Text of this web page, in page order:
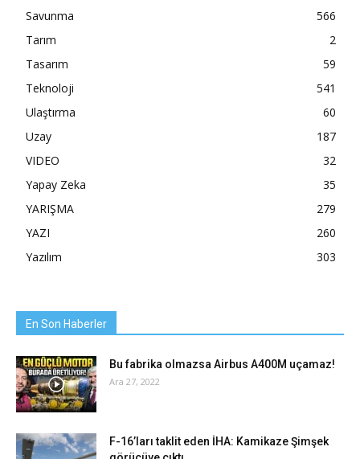
Savunma
566
Tarım
2
Tasarım
59
Teknoloji
541
Ulaştırma
60
Uzay
187
VIDEO
32
Yapay Zeka
35
YARIŞMA
279
YAZI
260
Yazılım
303
En Son Haberler
Bu fabrika olmazsa Airbus A400M uçamaz!
Ara 27, 2022
F-16’ları taklit eden İHA: Kamikaze Şimşek